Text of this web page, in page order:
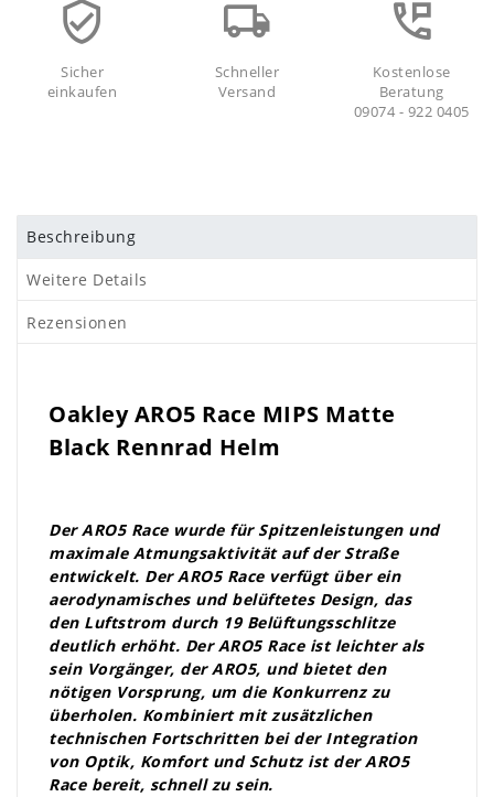
Sicher
einkaufen
Schneller
Versand
Kostenlose
Beratung
09074 - 922 0405
Beschreibung
Weitere Details
Rezensionen
Oakley ARO5 Race MIPS Matte
Black Rennrad Helm
Der ARO5 Race wurde für Spitzenleistungen und
maximale Atmungsaktivität auf der Straße
entwickelt. Der ARO5 Race verfügt über ein
aerodynamisches und belüftetes Design, das
den Luftstrom durch 19 Belüftungsschlitze
deutlich erhöht. Der ARO5 Race ist leichter als
sein Vorgänger, der ARO5, und bietet den
nötigen Vorsprung, um die Konkurrenz zu
überholen. Kombiniert mit zusätzlichen
technischen Fortschritten bei der Integration
von Optik, Komfort und Schutz ist der ARO5
Race bereit, schnell zu sein.